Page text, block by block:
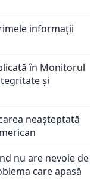
informații
în Monitorul
și
neașteptată
nu are nevoie de
care apasă